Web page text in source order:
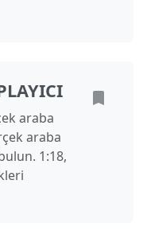
araba
araba
1:18,